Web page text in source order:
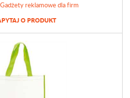
reklamowe dla firm
O PRODUKT